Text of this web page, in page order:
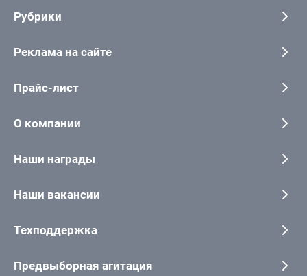
Рубрики
Реклама на сайте
Прайс-лист
О компании
Наши награды
Наши вакансии
Техподдержка
Предвыборная агитация